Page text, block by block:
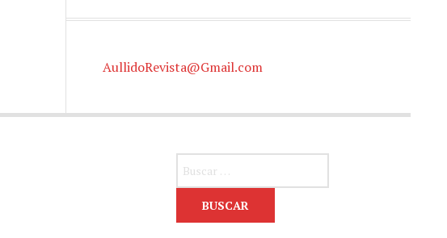
AullidoRevista@Gmail.com